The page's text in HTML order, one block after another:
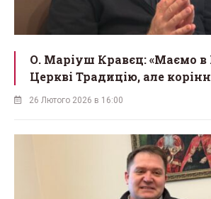
О. Маріуш Кравєц: «Маємо в
Церкві Традицію, але
26 Лютого 2026 в 16:00